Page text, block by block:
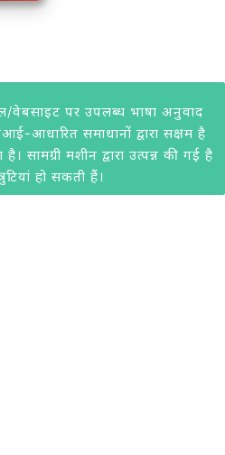
वेबसाइट पर उपलब्ध भाषा अनुवाद
आधारित समाधानों द्वारा सक्षम है
सामग्री मशीन द्वारा उत्पन्न की गई है
हो सकती हैं।